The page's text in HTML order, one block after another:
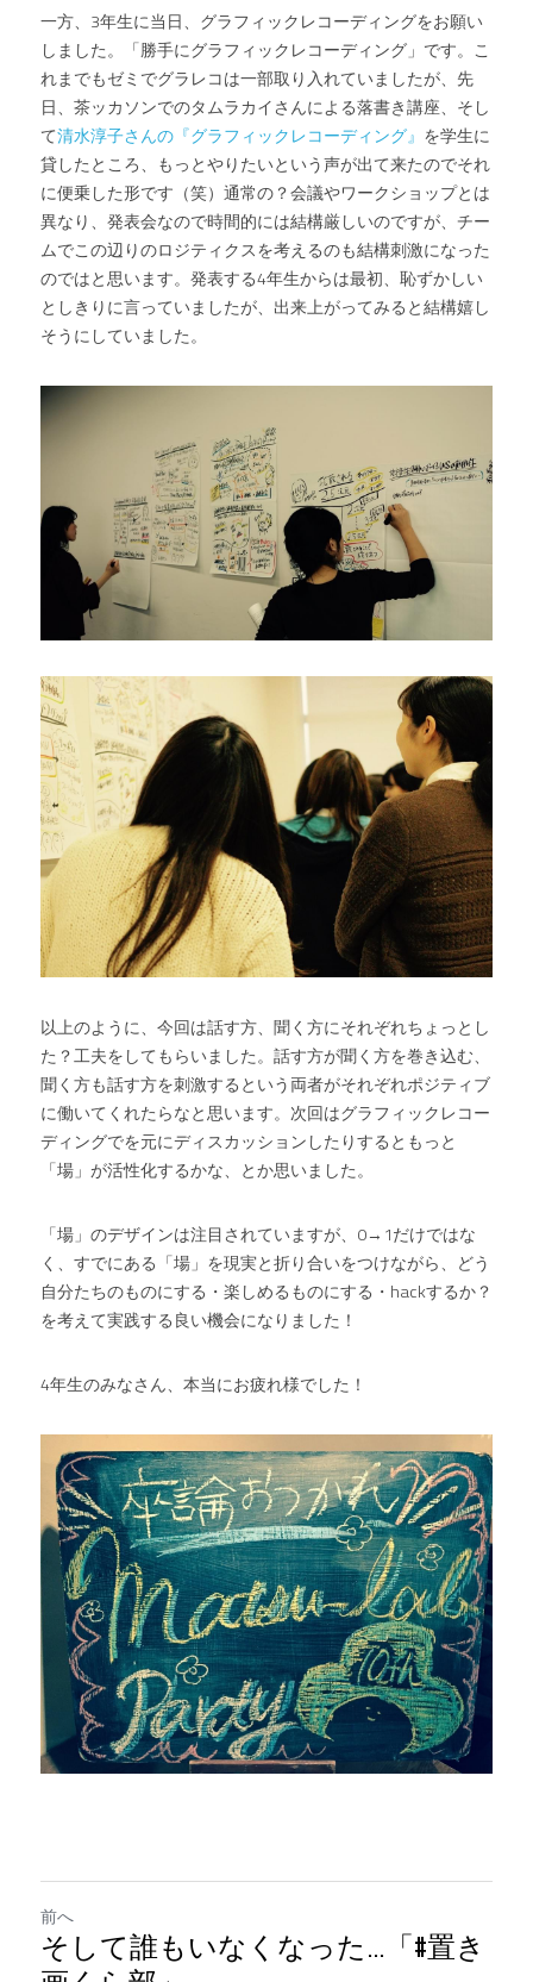
一方、3年生に当日、グラフィックレコーディングをお願い
しました。「勝手にグラフィックレコーディング」です。こ
れまでもゼミでグラレコは一部取り入れていましたが、先
日、茶ッカソンでのタムラカイさんによる落書き講座、そし
て清水淳子さんの『グラフィックレコーディング』 を学生に
貸したところ、もっとやりたいという声が出て来たのでそれ
に便乗した形です（笑）通常の？会議やワークショップとは
異なり、発表会なので時間的には結構厳しいのですが、チー
ムでこの辺りのロジティクスを考えるのも結構刺激になった
のではと思います。発表する4年生からは最初、恥ずかしい
としきりに言っていましたが、出来上がってみると結構嬉し
そうにしていました。
以上のように、今回は話す方、聞く方にそれぞれちょっとし
た？工夫をしてもらいました。話す方が聞く方を巻き込む、
聞く方も話す方を刺激するという両者がそれぞれポジティブ
に働いてくれたらなと思います。次回はグラフィックレコー
ディングでを元にディスカッションしたりするともっと
「場」が活性化するかな、とか思いました。
「場」のデザインは注目されていますが、0→1だけではな
く、すでにある「場」を現実と折り合いをつけながら、どう
自分たちのものにする・楽しめるものにする・hackするか？
を考えて実践する良い機会になりました！
4年生のみなさん、本当にお疲れ様でした！
前へ
そして誰もいなくなった…「#置き